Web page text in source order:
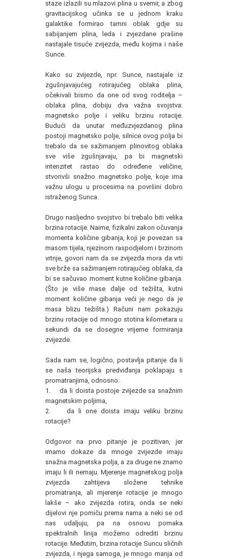
staze izlazili su mlazovi plina u svemir, a zbog
gravitacijskog učinka se u jednom kraku
galaktike formirao tamni oblak gdje su
sabijanjem plina, leda i zvjezdane prašine
nastajale tisuće zvijezda, među kojima i naše
Sunce.
Kako su zvijezde, npr. Sunce, nastajale iz
zgušnjavajućeg rotirajućeg oblaka plina,
očekivali bismo da one od svog roditelja –
oblaka plina, dobiju dva važna svojstva:
magnetsko polje i veliku brzinu rotacije.
Budući da unutar međuzvjezdanog plina
postoji magnetsko polje, silnice ovog polja bi
trebalo da se sažimanjem plinovitog oblaka
sve više zgušnjavaju, pa bi magnetski
intenzitet rastao do određene veličine,
stvorivši snažno magnetsko polje, koje ima
važnu ulogu u procesima na površini dobro
istraženog Sunca.
Drugo nasljedno svojstvo bi trebalo biti velika
brzina rotacije. Naime, fizikalni zakon očuvanja
momenta količine gibanja, koji je povezan sa
masom tijela, njezinom raspodjelom i brzinom
vrtnje, govori nam da se zvijezda mora da vrti
sve brže sa sažimanjem rotirajućeg oblaka, da
bi se sačuvao moment kutne količine gibanja.
(Što je više mase dalje od težišta, kutni
moment količine gibanja veći je nego da je
masa blizu težišta.) Računi nam pokazuju
brzinu rotacije od mnogo stotina kilometara u
sekundi da se dosegne vrijeme formiranja
zvijezde.
Sada nam se, logično, postavlja pitanje da li
se naša teorijska predviđanja poklapaju s
promatranjima, odnosno:
1. da li doista postoje zvijezde sa snažnim
magnetskim poljima,
2. da li one doista imaju veliku brzinu
rotacije?
Odgovor na prvo pitanje je pozitivan, jer
imamo dokaze da mnoge zvijezde imaju
snažna magnetska polja, a za druge ne znamo
imaju li ili nemaju. Mjerenje magnetskog polja
zvijezda zahtijeva složene tehnike
promatranja, ali mjerenje rotacije je mnogo
lakše – ako zvijezda rotira, onda se neki
dijelovi nje pomiču prema nama a neki se od
nas udaljuju, pa na osnovu pomaka
spektralnih linija možemo odrediti brzinu
rotacije. Međutim, brzina rotacije Suncu sličnih
zvijezda, i njega samoga, je mnogo manja od